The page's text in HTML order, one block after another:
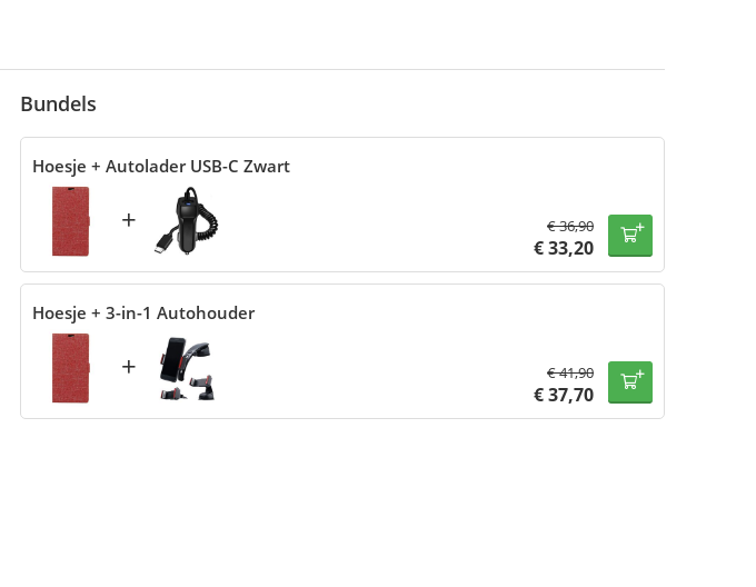
Bundels
Hoesje + Autolader USB-C Zwart
+ €36,90
€33,20
Hoesje + 3-in-1 Autohouder
+ €41,90
€37,70